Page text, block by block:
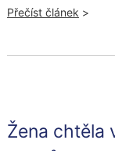
schválila Národní
republiky, Zprávu o
Přečíst článek >
Žena chtěla